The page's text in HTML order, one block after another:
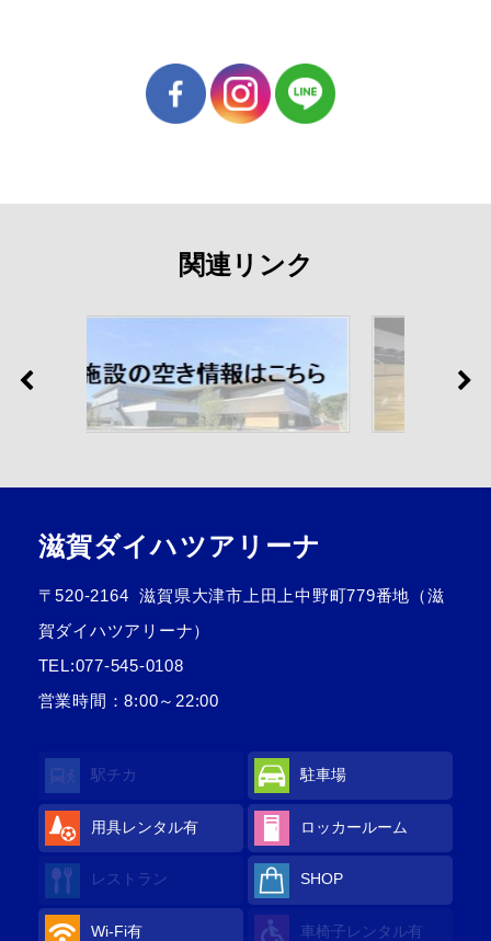
関連リンク
滋賀ダイハツアリーナ
〒520-2164
滋賀県大津市上田上中野町779番地（滋
賀ダイハツアリーナ）
TEL:077-545-0108
営業時間：8:00～22:00
駅チカ 駐車場
用具レンタル有 ロッカールーム
レストラン SHOP
Wi-Fi有 車椅子レンタル有